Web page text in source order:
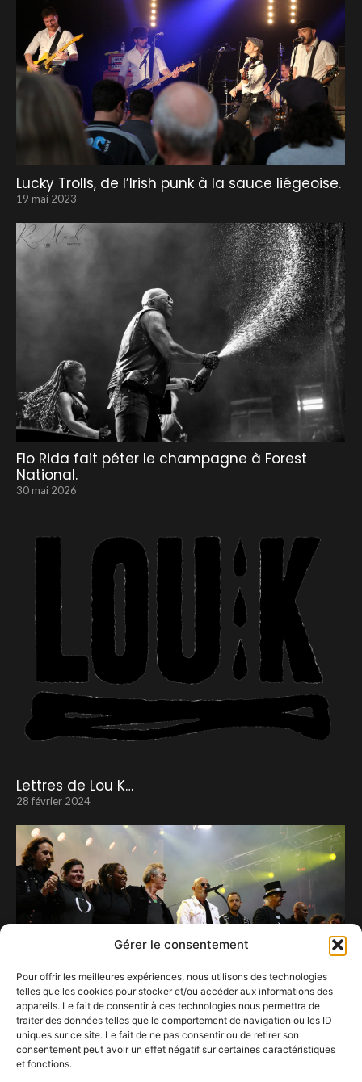
Gérer le consentement
Pour offrir les meilleures expériences, nous utilisons des technologies
telles que les cookies pour stocker et/ou accéder aux informations des
appareils. Le fait de consentir à ces technologies nous permettra de
traiter des données telles que le comportement de navigation ou les ID
uniques sur ce site. Le fait de ne pas consentir ou de retirer son
consentement peut avoir un effet négatif sur certaines caractéristiques
et fonctions.
Lucky Trolls, de l’Irish punk à la sauce liégeoise.
19 mai 2023
Flo Rida fait péter le champagne à Forest
National.
30 mai 2026
Lettres de Lou K…
28 février 2024
Est-ce à Ere que Pascal Obispo a dit adieu au